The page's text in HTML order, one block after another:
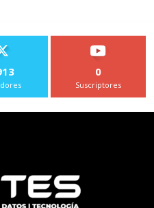
0
Suscriptores